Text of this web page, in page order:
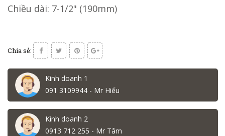
Chiều dài: 7-1/2" (190mm)
Chia sẻ:
Kinh doanh 1
091 3109944 - Mr Hiếu
Kinh doanh 2
0913 712 255 - Mr Tâm